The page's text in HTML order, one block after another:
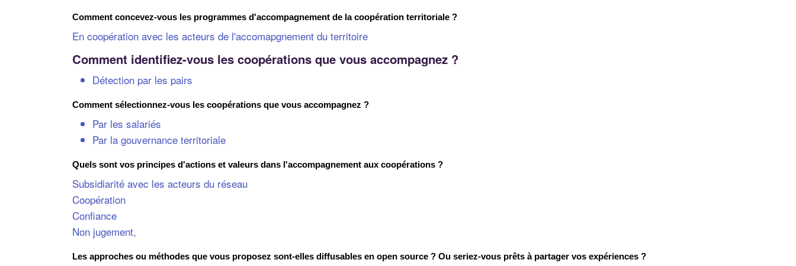
Comment concevez-vous les programmes d'accompagnement de la coopération territoriale ?
En coopération avec les acteurs de l'accomapgnement du territoire
Comment identifiez-vous les coopérations que vous accompagnez ?
Détection par les pairs
Comment sélectionnez-vous les coopérations que vous accompagnez ?
Par les salariés
Par la gouvernance territoriale
Quels sont vos principes d'actions et valeurs dans l'accompagnement aux coopérations ?
Subsidiarité avec les acteurs du réseau
Coopération
Confiance
Non jugement,
Les approches ou méthodes que vous proposez sont-elles diffusables en open source ? Ou seriez-vous prêts à partager vos expériences ?